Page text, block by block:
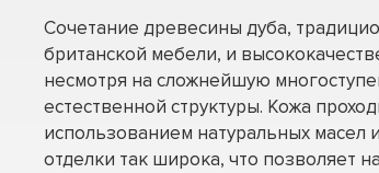
Сочетание древесины дуба,
британской мебели, и
несмотря на сложнейшую
естественной структуры. Кожа
использованием натуральных масел
отделки так широка, что позволяет